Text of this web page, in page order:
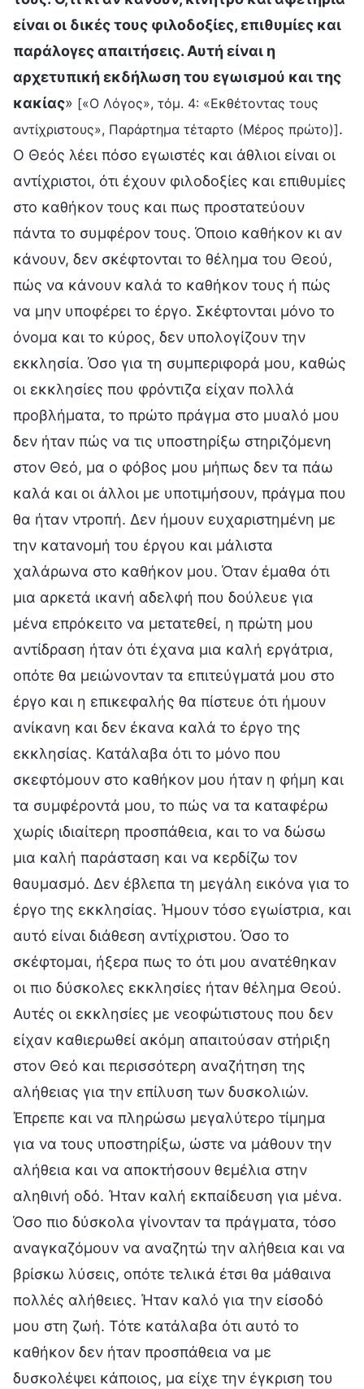
είναι οι δικές τους φιλοδοξίες, επιθυμίες και
παράλογες απαιτήσεις. Αυτή είναι η
αρχετυπική εκδήλωση του εγωισμού και της
κακίας» [«Ο Λόγος», τόμ. 4: «Εκθέτοντας τους
αντίχριστους», Παράρτημα τέταρτο (Μέρος πρώτο)].
Ο Θεός λέει πόσο εγωιστές και άθλιοι είναι οι
αντίχριστοι, ότι έχουν φιλοδοξίες και επιθυμίες
στο καθήκον τους και πως προστατεύουν
πάντα το συμφέρον τους. Όποιο καθήκον κι αν
κάνουν, δεν σκέφτονται το θέλημα του Θεού,
πώς να κάνουν καλά το καθήκον τους ή πώς
να μην υποφέρει το έργο. Σκέφτονται μόνο το
όνομα και το κύρος, δεν υπολογίζουν την
εκκλησία. Όσο για τη συμπεριφορά μου, καθώς
οι εκκλησίες που φρόντιζα είχαν πολλά
προβλήματα, το πρώτο πράγμα στο μυαλό μου
δεν ήταν πώς να τις υποστηρίξω στηριζόμενη
στον Θεό, μα ο φόβος μου μήπως δεν τα πάω
καλά και οι άλλοι με υποτιμήσουν, πράγμα που
θα ήταν ντροπή. Δεν ήμουν ευχαριστημένη με
την κατανομή του έργου και μάλιστα
χαλάρωνα στο καθήκον μου. Όταν έμαθα ότι
μια αρκετά ικανή αδελφή που δούλευε για
μένα επρόκειτο να μετατεθεί, η πρώτη μου
αντίδραση ήταν ότι έχανα μια καλή εργάτρια,
οπότε θα μειώνονταν τα επιτεύγματά μου στο
έργο και η επικεφαλής θα πίστευε ότι ήμουν
ανίκανη και δεν έκανα καλά το έργο της
εκκλησίας. Κατάλαβα ότι το μόνο που
σκεφτόμουν στο καθήκον μου ήταν η φήμη και
τα συμφέροντά μου, το πώς να τα καταφέρω
χωρίς ιδιαίτερη προσπάθεια, και το να δώσω
μια καλή παράσταση και να κερδίζω τον
θαυμασμό. Δεν έβλεπα τη μεγάλη εικόνα για το
έργο της εκκλησίας. Ήμουν τόσο εγωίστρια, και
αυτό είναι διάθεση αντίχριστου. Όσο το
σκέφτομαι, ήξερα πως το ότι μου ανατέθηκαν
οι πιο δύσκολες εκκλησίες ήταν θέλημα Θεού.
Αυτές οι εκκλησίες με νεοφώτιστους που δεν
είχαν καθιερωθεί ακόμη απαιτούσαν στήριξη
στον Θεό και περισσότερη αναζήτηση της
αλήθειας για την επίλυση των δυσκολιών.
Έπρεπε και να πληρώσω μεγαλύτερο τίμημα
για να τους υποστηρίξω, ώστε να μάθουν την
αλήθεια και να αποκτήσουν θεμέλια στην
αληθινή οδό. Ήταν καλή εκπαίδευση για μένα.
Όσο πιο δύσκολα γίνονταν τα πράγματα, τόσο
αναγκαζόμουν να αναζητώ την αλήθεια και να
βρίσκω λύσεις, οπότε τελικά έτσι θα μάθαινα
πολλές αλήθειες. Ήταν καλό για την είσοδό
μου στη ζωή. Τότε κατάλαβα ότι αυτό το
καθήκον δεν ήταν προσπάθεια να με
δυσκολέψει κάποιος, μα είχε την έγκριση του